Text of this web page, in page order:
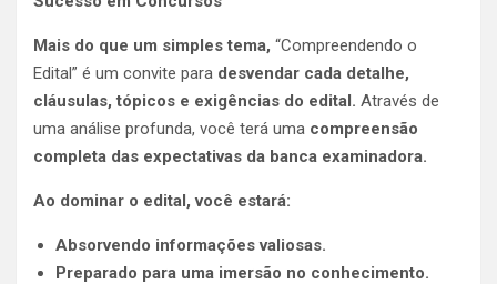
Mais do que um simples tema, “Compreendendo o
Edital” é um convite para desvendar cada detalhe,
cláusulas, tópicos e exigências do edital. Através de
uma análise profunda, você terá uma compreensão
completa das expectativas da banca examinadora.
Ao dominar o edital, você estará:
Absorvendo informações valiosas.
Preparado para uma imersão no conhecimento.